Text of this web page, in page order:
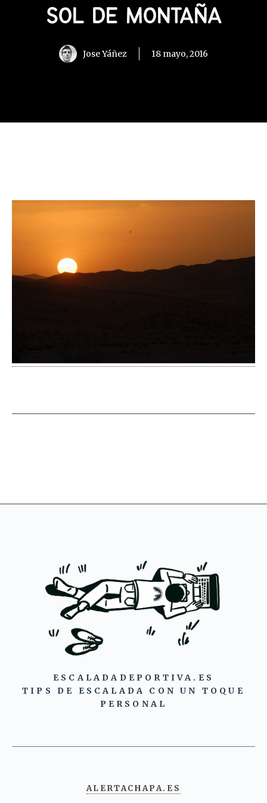
SOL DE MONTAÑA
Jose Yáñez 18 mayo, 2016
ESCALADADEPORTIVA.ES
TIPS DE ESCALADA CON UN TOQUE
PERSONAL
ALERTACHAPA.ES